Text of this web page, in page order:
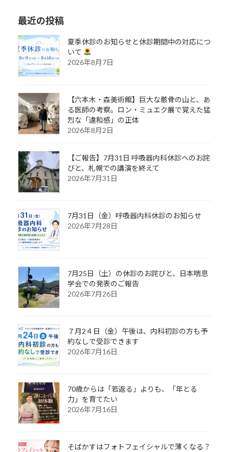
最近の投稿
夏季休診のお知らせと休診期間中の対応につ
いて
2026年8月7日
【六本木・森美術館】巨大な骸骨の山と、あ
る医師の考察。ロン・ミュエク展で覚えた猛
烈な「違和感」の正体
2026年8月2日
【ご報告】7月31日 呼吸器内科休診へのお詫
びと、札幌での講演を終えて
2026年7月31日
7月31日（金）呼吸器内科休診のお知らせ
2026年7月28日
7月25日（土）の休診のお詫びと、日本喘息
学会での発表のご報告
2026年7月26日
７月2４日（金）午後は、内科初診の方も予
約なしで受診できます
2026年7月16日
70歳からは「若返る」よりも、「年とる
力」を育てたい
2026年7月16日
そばかすはフォトフェイシャルで薄くなる？